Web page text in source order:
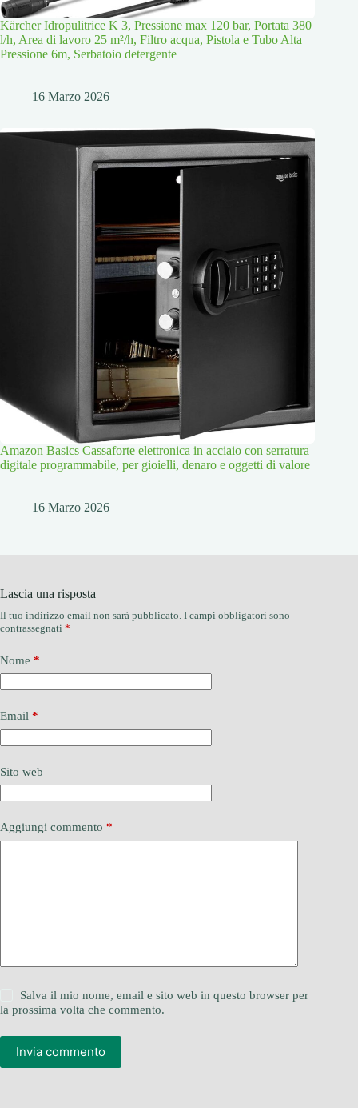
Kärcher Idropulitrice K 3, Pressione max 120 bar, Portata 380
l/h, Area di lavoro 25 m²/h, Filtro acqua, Pistola e Tubo Alta
Pressione 6m, Serbatoio detergente
16 Marzo 2026
Amazon Basics Cassaforte elettronica in acciaio con serratura
digitale programmabile, per gioielli, denaro e oggetti di valore
16 Marzo 2026
Lascia una risposta
Il tuo indirizzo email non sarà pubblicato. I campi obbligatori sono
contrassegnati *
Nome *
Email *
Sito web
Aggiungi commento *
Salva il mio nome, email e sito web in questo browser per
la prossima volta che commento.
Invia commento